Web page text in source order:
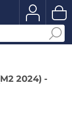
2024) -